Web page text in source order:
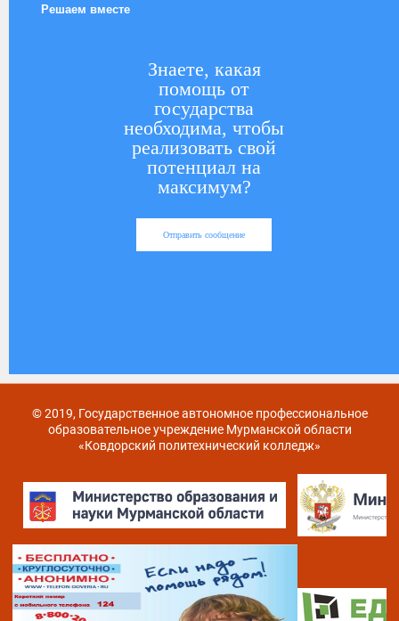
Решаем вместе
Знаете, какая
помощь от
государства
необходима, чтобы
реализовать свой
потенциал на
максимум?
Отправить сообщение
© 2019, Государственное автономное профессиональное
образовательное учреждение Мурманской области
«Ковдорский политехнический колледж»